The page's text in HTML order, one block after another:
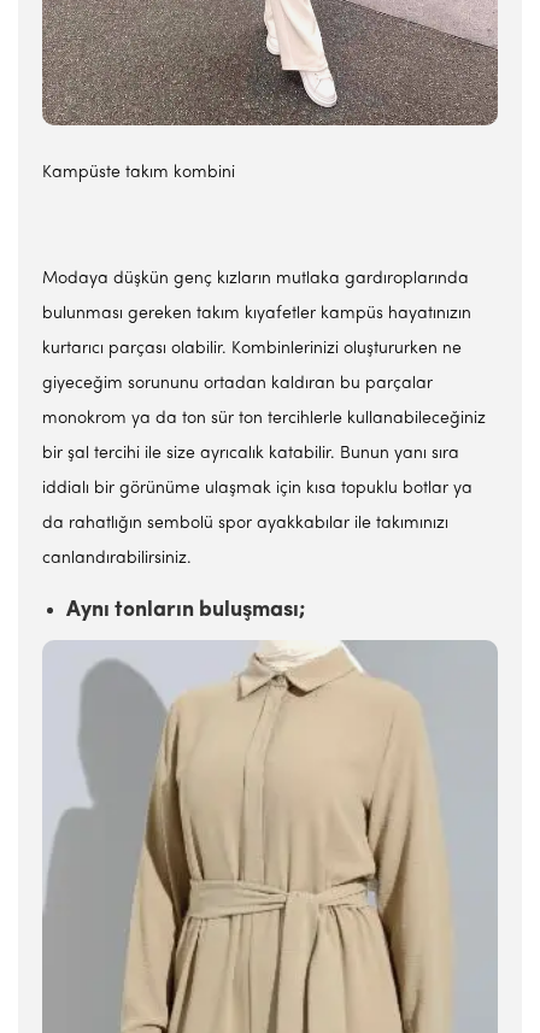
Kampüste takım kombini
Modaya düşkün genç kızların mutlaka gardıroplarında
bulunması gereken takım kıyafetler kampüs hayatınızın
kurtarıcı parçası olabilir. Kombinlerinizi oluştururken ne
giyeceğim sorununu ortadan kaldıran bu parçalar
monokrom ya da ton sür ton tercihlerle kullanabileceğiniz
bir şal tercihi ile size ayrıcalık katabilir. Bunun yanı sıra
iddialı bir görünüme ulaşmak için kısa topuklu botlar ya
da rahatlığın sembolü spor ayakkabılar ile takımınızı
canlandırabilirsiniz.
Aynı tonların buluşması;